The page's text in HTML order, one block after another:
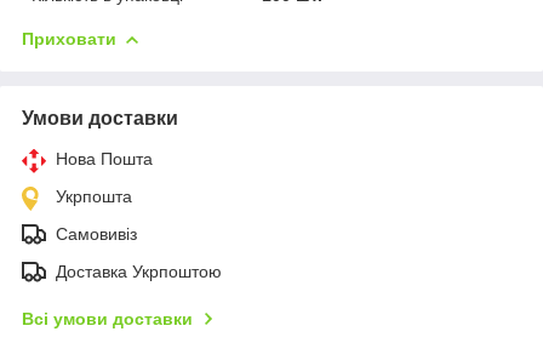
Приховати
Умови доставки
Нова Пошта
Укрпошта
Самовивіз
Доставка Укрпоштою
Всі умови доставки